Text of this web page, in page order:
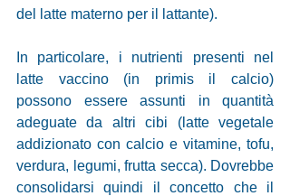
del latte materno per il lattante).
In particolare, i nutrienti presenti nel
latte vaccino (in primis il calcio)
possono essere assunti in quantità
adeguate da altri cibi (latte vegetale
addizionato con calcio e vitamine, tofu,
verdura, legumi, frutta secca). Dovrebbe
consolidarsi quindi il concetto che il